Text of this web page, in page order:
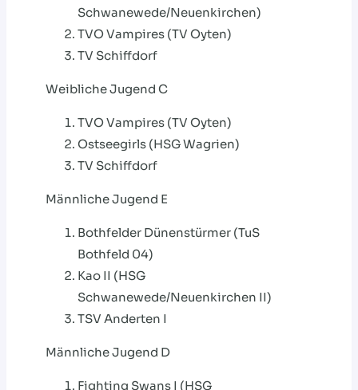
Schwanewede/Neuenkirchen)
TVO Vampires (TV Oyten)
TV Schiffdorf
Weibliche Jugend C
TVO Vampires (TV Oyten)
Ostseegirls (HSG Wagrien)
TV Schiffdorf
Männliche Jugend E
Bothfelder Dünenstürmer (TuS
Bothfeld 04)
Kao II (HSG
Schwanewede/Neuenkirchen II)
TSV Anderten I
Männliche Jugend D
Fighting Swans I (HSG